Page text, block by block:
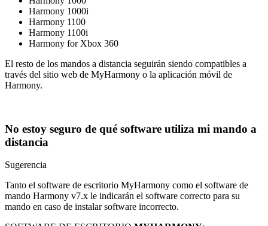
Harmony 1000i
Harmony 1100
Harmony 1100i
Harmony for Xbox 360
El resto de los mandos a distancia seguirán siendo compatibles a
través del sitio web de MyHarmony o la aplicación móvil de
Harmony.
No estoy seguro de qué software utiliza mi mando a
distancia
Sugerencia
Tanto el software de escritorio MyHarmony como el software de
mando Harmony v7.x le indicarán el software correcto para su
mando en caso de instalar software incorrecto.